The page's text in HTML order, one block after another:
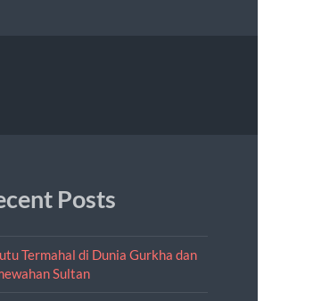
Posts
Termahal di Dunia Gurkha dan
Sultan